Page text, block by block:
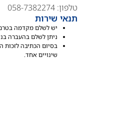
טלפון: 058-7382274
תנאי שירות
יש לשלם מקדמה
ניתן לשלם בהעברה
בסיום הכתיבה לזכות
שינויים אחד.